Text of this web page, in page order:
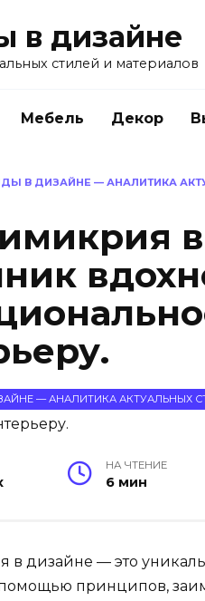
в дизайне
стилей и материалов
Мебель Декор
В ДИЗАЙНЕ — АНАЛИТИКА
— АНАЛИТИКА АКТУАЛЬНЫХ
НА ЧТЕНИЕ
6 мин
в дизайне — это
принципов,